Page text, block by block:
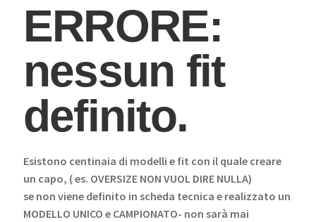
ERRORE:
nessun fit
definito.
Esistono centinaia di modelli e fit con il quale creare
un capo, ( es. OVERSIZE NON VUOL DIRE NULLA)
se non viene definito in scheda tecnica e realizzato un
MODELLO UNICO e CAMPIONATO- non sarà mai